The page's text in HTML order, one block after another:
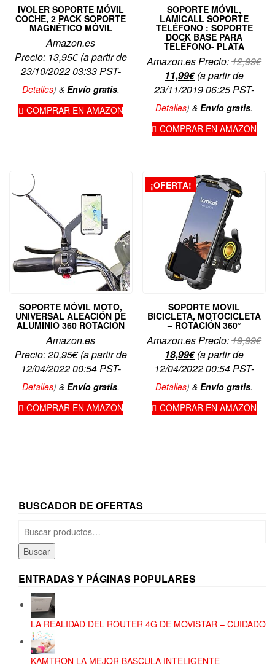
IVOLER SOPORTE MÓVIL
COCHE, 2 PACK SOPORTE
MAGNÉTICO MÓVIL
Amazon.es
Precio: 13,95€(a partir de
23/10/2022 03:33 PST-
Detalles) & Envío gratis.
COMPRAR EN AMAZON
SOPORTE MÓVIL,
LAMICALL SOPORTE
TELÉFONO : SOPORTE
DOCK BASE PARA
TELÉFONO- PLATA
Amazon.es Precio:12,99€El
11,99€El
precio
actual
11,99€.
(a partir de
23/11/2019 06:25 PST-
Detalles)&Envío gratis.
COMPRAR EN AMAZON
SOPORTE MÓVIL MOTO,
UNIVERSAL ALEACIÓN DE
ALUMINIO 360 ROTACIÓN
Amazon.es
Precio:20,95€(a partir de
12/04/2022 00:54 PST-
Detalles) & Envío gratis.
COMPRAR EN AMAZON
¡OFERTA!
SOPORTE MOVIL
BICICLETA, MOTOCICLETA
– ROTACIÓN 360°
Amazon.es Precio:19,99€El
18,99€El
precio
actual
18,99€.
(a partir de
12/04/2022 00:54 PST-
Detalles)&Envío gratis.
COMPRAR EN AMAZON
BUSCADOR DE OFERTAS
Buscar
por:
Buscar
ENTRADAS Y PÁGINAS POPULARES
LA REALIDAD DEL ROUTER 4G DE MOVISTAR – CUIDADO
KAMTRON LA MEJOR BASCULA INTELIGENTE